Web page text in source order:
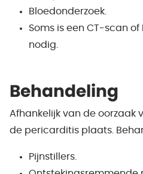
Bloedonderzoek.
Soms is een CT-scan
nodig.
Behandeling
Afhankelijk van de oorzaak
de pericarditis plaats.
Pijnstillers.